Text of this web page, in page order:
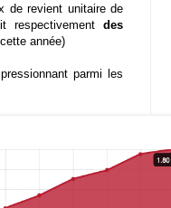
de revient unitaire de
respectivement des
année)
parmi les